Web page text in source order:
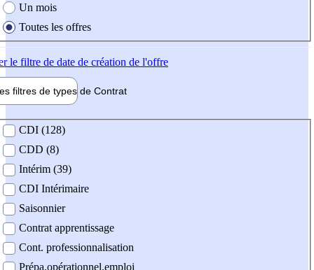
Un mois
Toutes les offres
le filtre de date de création de l'offre
filtres de types de Contrat
contrat
CDI (128)
CDD (8)
Intérim (39)
CDI Intérimaire
Saisonnier
Contrat apprentissage
Cont. professionnalisation
Prépa.opérationnel.emploi